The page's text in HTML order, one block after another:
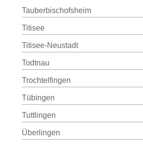
Tauberbischofsheim
Titisee
Titisee-Neustadt
Todtnau
Trochtelfingen
Tübingen
Tuttlingen
Überlingen